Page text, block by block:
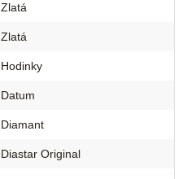
Zlatá
Zlatá
Hodinky
Datum
Diamant
Diastar Original